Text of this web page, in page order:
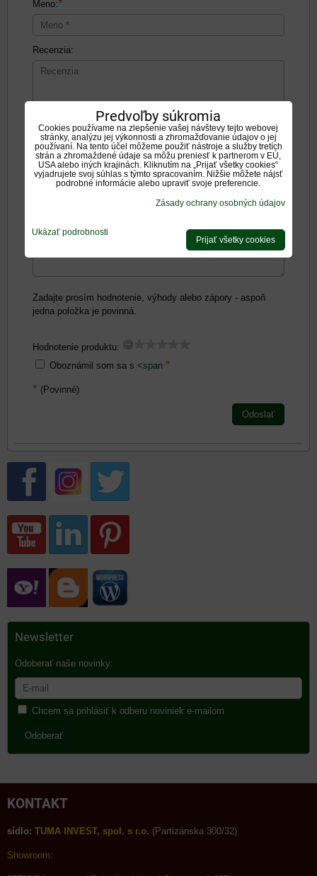
Meno:*
Recenzia:
Pozitíva:
Zadajte prosím hodnotenie, výhody alebo zápory - aspoň
jedna položka je povinná.
Hodnotenie produktu:
Oboznámil som sa s <span *
* (Povinné)
Odoslať
Newsletter
Odoberať naše novinky:
Chcem sa prihlásiť k odberu noviniek e-mailom
Odoberať
KONTAKT
sídlo: TUMA INVEST, spol. s r.o. (Partizánska 300/32)
Showroom:
Predvoľby súkromia
Cookies používame na zlepšenie vašej návštevy tejto webovej
stránky, analýzu jej výkonnosti a zhromažďovanie údajov o jej
používaní. Na tento účel môžeme použiť nástroje a služby tretích
strán a zhromaždené údaje sa môžu preniesť k partnerom v EÚ,
USA alebo iných krajinách. Kliknutím na „Prijať všetky cookies“
vyjadrujete svoj súhlas s týmto spracovaním. Nižšie môžete nájsť
podrobné informácie alebo upraviť svoje preferencie.
Zásady ochrany osobných údajov
Ukázať podrobnosti
Prijať všetky cookies